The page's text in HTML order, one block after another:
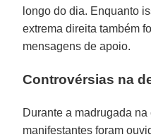
longo do dia. Enquanto
extrema direita também
mensagens de apoio.
Controvérsias na
Durante a madrugada
manifestantes foram